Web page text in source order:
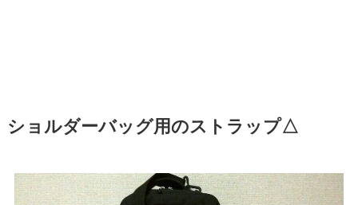
ショルダーバッグ用のストラップ△